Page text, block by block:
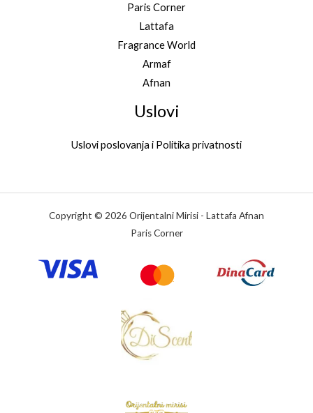
Paris Corner
Lattafa
Fragrance World
Armaf
Afnan
Uslovi
Uslovi poslovanja i Politika privatnosti
Copyright © 2026 Orijentalni Mirisi - Lattafa Afnan
Paris Corner